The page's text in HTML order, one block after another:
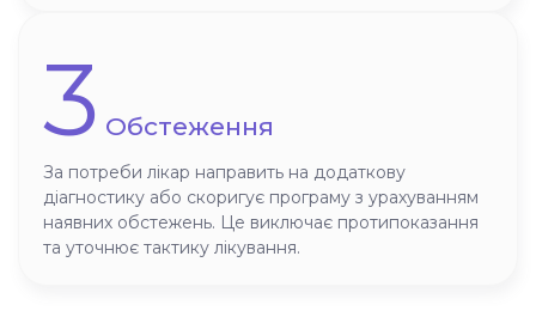
3 Обстеження
За потреби лікар направить на додаткову
діагностику або скоригує програму з урахуванням
наявних обстежень. Це виключає протипоказання
та уточнює тактику лікування.